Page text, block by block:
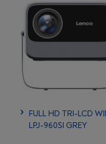
FULL HD TRI-LCD
LPJ-960SI GREY